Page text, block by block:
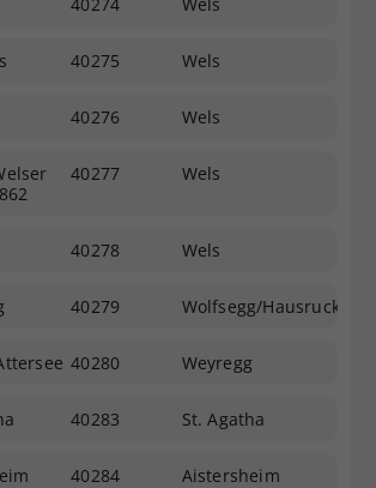
40275 Wels
40276 Wels
40277 Wels
40278 Wels
40279 Wolfsegg/Hausruck
40280 Weyregg
40283 St. Agatha
40284 Aistersheim